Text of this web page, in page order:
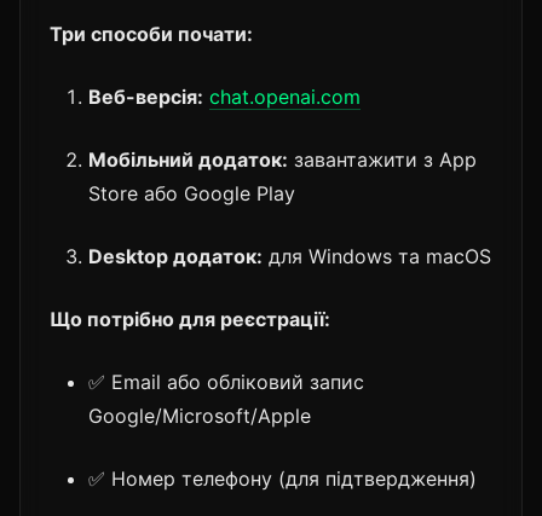
Три способи почати:
Веб-версія: chat.openai.com
Мобільний додаток: завантажити з App
Store або Google Play
Desktop додаток: для Windows та macOS
Що потрібно для реєстрації:
✅ Email або обліковий запис
Google/Microsoft/Apple
✅ Номер телефону (для підтвердження)